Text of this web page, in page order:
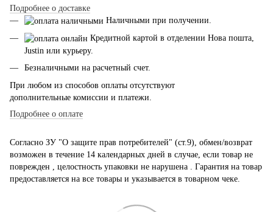
Подробнее о доставке
Наличными при получении.
Кредитной картой в отделении Нова пошта,
Justin или курьеру.
Безналичными на расчетный счет.
При любом из способов оплаты отсутствуют
дополнительные комиссии и платежи.
Подробнее о оплате
Согласно ЗУ "О защите прав потребителей" (ст.9), обмен/возврат
возможен в течение 14 календарных дней в случае, если товар не
поврежден , целостность упаковки не нарушена . Гарантия на товар
предоставляется на все товары и указывается в товарном чеке.